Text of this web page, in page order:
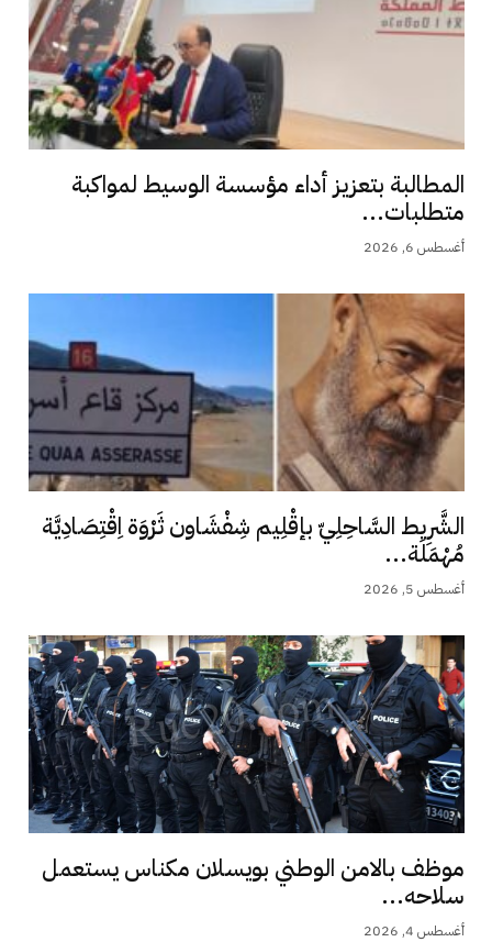
المطالبة بتعزيز أداء مؤسسة الوسيط لمواكبة
متطلبات...
أغسطس 6, 2026
الشَّرِيط السَّاحِلِيّ بإقْلِيم شِفْشَاون ثَرْوَة اِقْتِصَادِيَّة
مُهْمَلَة...
أغسطس 5, 2026
موظف بالامن الوطني بويسلان مكناس يستعمل
سلاحه...
أغسطس 4, 2026